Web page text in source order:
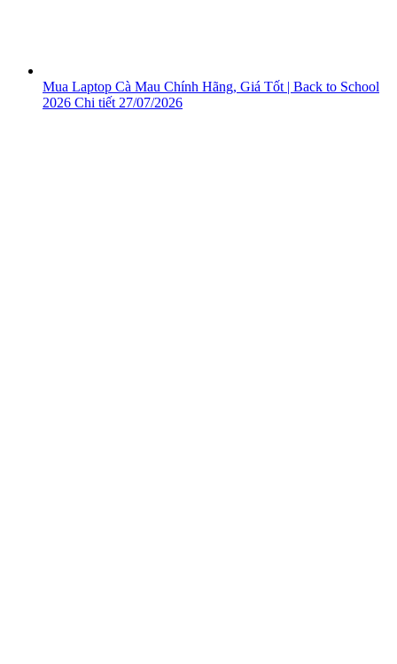
Mua Laptop Cà Mau Chính Hãng, Giá Tốt | Back to School
2026 Chi tiết 27/07/2026